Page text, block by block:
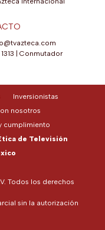
Conmutador
Todos los derechos
sin la autorización
Inversionistas
nosotros
cumplimiento
de Televisión